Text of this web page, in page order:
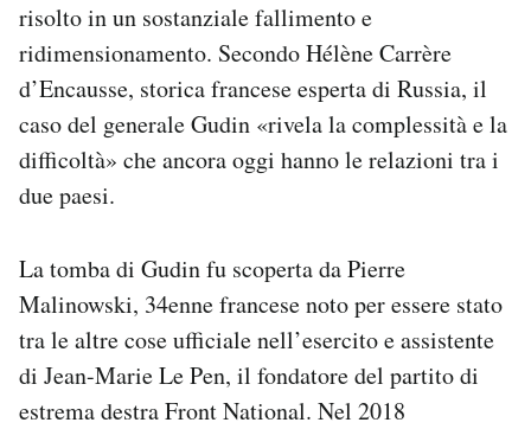
risolto in un sostanziale fallimento e
ridimensionamento. Secondo Hélène Carrère
d’Encausse, storica francese esperta di Russia, il
caso del generale Gudin «rivela la complessità e la
difficoltà» che ancora oggi hanno le relazioni tra i
due paesi.
La tomba di Gudin fu scoperta da Pierre
Malinowski, 34enne francese noto per essere stato
tra le altre cose ufficiale nell’esercito e assistente
di Jean-Marie Le Pen, il fondatore del partito di
estrema destra Front National. Nel 2018